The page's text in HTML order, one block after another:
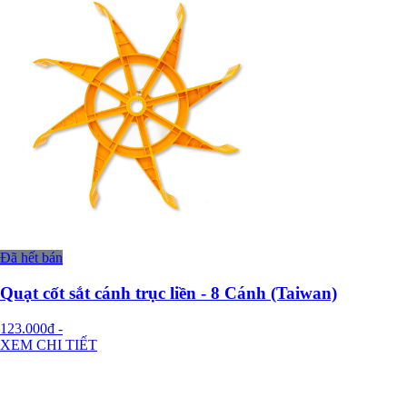
Đã hết bán
Quạt cốt sắt cánh trục liền - 8 Cánh (Taiwan)
123.000đ -
XEM CHI TIẾT